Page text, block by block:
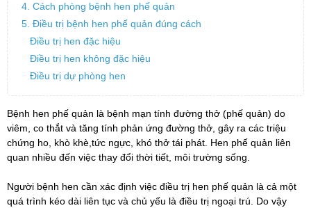
4. Cách phòng bệnh hen phế quản
5. Điều trị bệnh hen phế quản đúng cách
Điều trị hen đặc hiệu
Điều trị hen không đặc hiệu
Điều trị dự phòng hen
Bệnh hen phế quản là bệnh mạn tính đường thở (phế quản) do
viêm, co thắt và tăng tính phản ứng đường thở, gây ra các triệu
chứng ho, khò khè,tức ngực, khó thở tái phát. Hen phế quản liên
quan nhiều đến việc thay đổi thời tiết, môi trường sống.
Người bệnh hen cần xác định việc điều trị hen phế quản là cả một
quá trình kéo dài liên tục và chủ yếu là điều trị ngoại trú. Do vậy